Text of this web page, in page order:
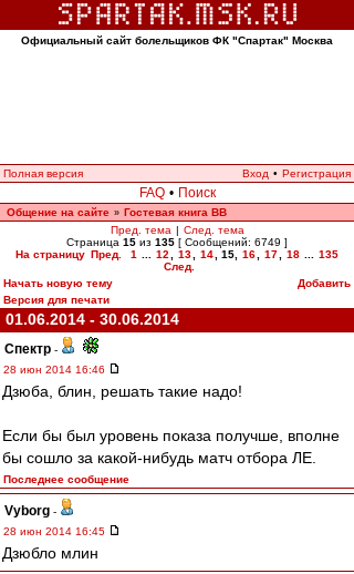
Официальный сайт болельщиков ФК "Спартак" Москва
Полная версия Вход • Регистрация
FAQ • Поиск
Общение на сайте » Гостевая книга ВВ
Пред. тема | След. тема
Страница 15 из 135 [ Сообщений: 6749 ]
На страницу Пред. 1 12 13 14 15 16 17 18
135
След.
Начать новую тему
Добавить
Версия для печати
01.06.2014 - 30.06.2014
Спектр -
28 июн 2014 16:46
Дзюба, блин, решать такие надо!
Если бы был уровень показа получше, вполне
бы сошло за какой-нибудь матч отбора ЛЕ.
Последнее сообщение
Vyborg -
28 июн 2014 16:45
Дзюбло млин